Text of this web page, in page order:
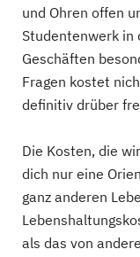
und Ohren offen
Studentenwerk in
Geschäften
Fragen kostet
definitiv drüber
Die Kosten, die
dich nur eine
ganz anderen
als das von